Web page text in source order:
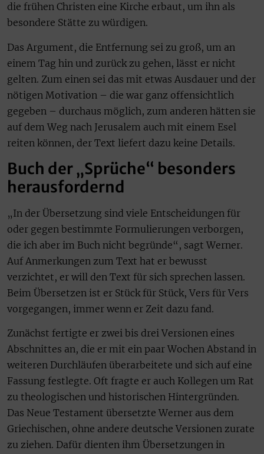
die frühen Christen eine Kirche erbaut, um ihn als
besondere Stätte zu würdigen.
Das Argument, die Entfernung sei zu groß, um an
einem Tag hin und zurück zu gehen, lässt er nicht
gelten. Zum einen sei das mit etwas Ausdauer und der
nötigen Motivation – die war ganz offensichtlich
gegeben – durchaus möglich, zum anderen hätten sie
auf dem Weg nach Jerusalem auch mit einem Esel
reiten können, der Text liefert dazu keine Details.
Buch der „Sprüche“ besonders
herausfordernd
„In der Übersetzung sind viele Entscheidungen für
oder gegen bestimmte Formulierungen verborgen,
die ich aber im Buch nicht begründe“, sagt Werner.
Auf Anmerkungen zum Text hat er bewusst
verzichtet, er will den Text für sich sprechen lassen.
Beim Übersetzen ist er Stück für Stück, Vers für Vers
vorgegangen, immer wenn er Zeit dazu fand.
Zunächst fertigte er zwei bis drei Versionen eines
Abschnittes an, die er mit ein paar Wochen Abstand in
weiteren Durchläufen überarbeitete und sich auf eine
Fassung festlegte. Oft fragte er auch Kollegen um Rat
zu theologischen und historischen Hintergründen.
Das Neue Testament übersetzte Werner aus dem
Griechischen, ohne andere deutsche Versionen zurate
zu ziehen. Dafür dienten ihm Übersetzungen in